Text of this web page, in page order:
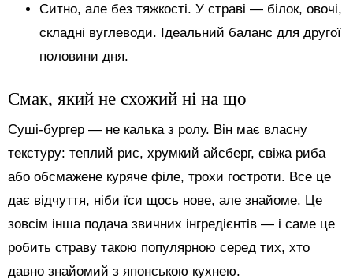
Ситно, але без тяжкості. У страві — білок, овочі,
складні вуглеводи. Ідеальний баланс для другої
половини дня.
Смак, який не схожий ні на що
Суші-бургер — не калька з ролу. Він має власну
текстуру: теплий рис, хрумкий айсберг, свіжа риба
або обсмажене куряче філе, трохи гостроти. Все це
дає відчуття, ніби їси щось нове, але знайоме. Це
зовсім інша подача звичних інгредієнтів — і саме це
робить страву такою популярною серед тих, хто
давно знайомий з японською кухнею.